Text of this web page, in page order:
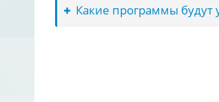
Какие программы будут